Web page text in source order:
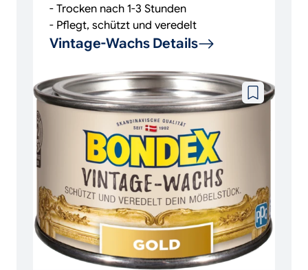
- Trocken nach 1-3 Stunden
- Pflegt, schützt und veredelt
Vintage-Wachs Details
Zu
wunschzettel